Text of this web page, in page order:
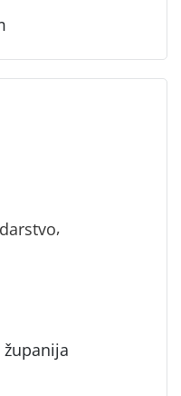
,
županija